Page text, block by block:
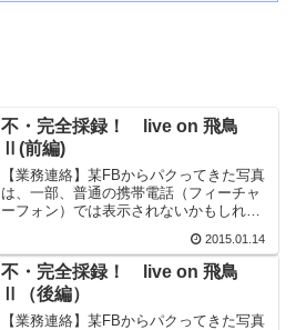
不・完全採録！ live on 飛鳥
Ⅱ(前編)
【業務連絡】某FBからパクってきた写真
は、一部、普通の携帯電話（フィーチャ
ーフォン）では表示されないかもしれま
かもしれませんが、よく分りません。ち
ゃんと見られなかったらすみません。<
(_ _)>すごーく...
2015.01.14
不・完全採録！ live on 飛鳥
Ⅱ（後編）
【業務連絡】某FBからパクってきた写真